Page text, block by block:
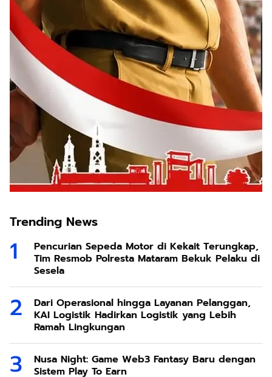
Trending News
Pencurian Sepeda Motor di Kekait Terungkap,
Tim Resmob Polresta Mataram Bekuk Pelaku di
Sesela
Dari Operasional hingga Layanan Pelanggan,
KAI Logistik Hadirkan Logistik yang Lebih
Ramah Lingkungan
Nusa Night: Game Web3 Fantasy Baru dengan
Sistem Play To Earn